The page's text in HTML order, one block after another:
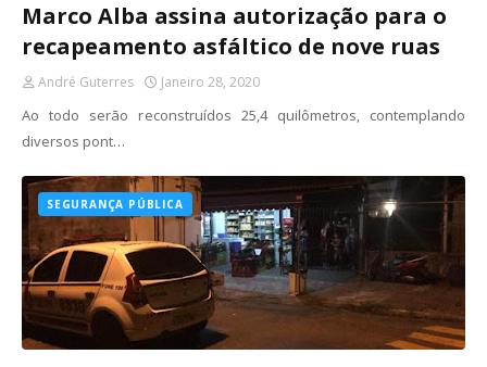
Marco Alba assina autorização para o
recapeamento asfáltico de nove ruas
André Guterres Janeiro 28, 2020
Ao todo serão reconstruídos 25,4 quilômetros, contemplando
diversos pont…
SEGURANÇA PÚBLICA